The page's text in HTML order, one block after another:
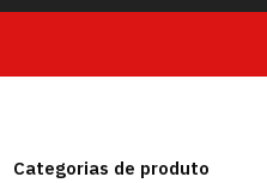
Categorias de produto